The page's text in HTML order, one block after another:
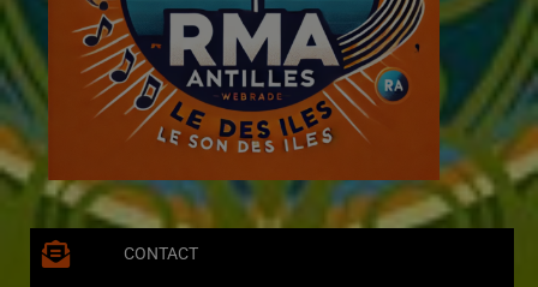
CONTACT